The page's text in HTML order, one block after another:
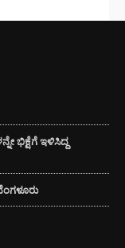
ಭಿಕ್ಷೆಗೆ ಇಳಿಸಿದ್ದ